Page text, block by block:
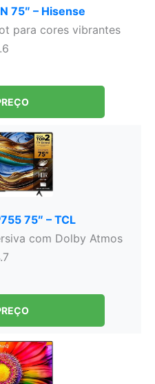
75″ – Hisense
para cores vibrantes
75″ – TCL
com Dolby Atmos